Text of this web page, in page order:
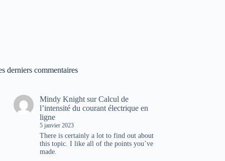
derniers commentaires
Mindy Knight surCalcul de
l’intensité du courant électrique en
ligne
5 janvier 2023
There is certainly a lot to find out about
this topic. I like all of the points you’ve
made.